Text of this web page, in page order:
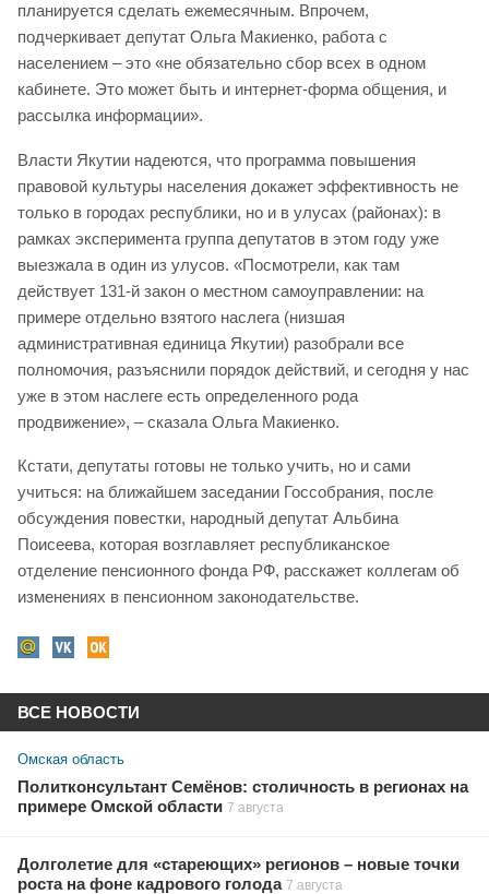
планируется сделать ежемесячным. Впрочем,
подчеркивает депутат Ольга Макиенко, работа с
населением – это «не обязательно сбор всех в одном
кабинете. Это может быть и интернет-форма общения, и
рассылка информации».
Власти Якутии надеются, что программа повышения
правовой культуры населения докажет эффективность не
только в городах республики, но и в улусах (районах): в
рамках эксперимента группа депутатов в этом году уже
выезжала в один из улусов. «Посмотрели, как там
действует 131-й закон о местном самоуправлении: на
примере отдельно взятого наслега (низшая
административная единица Якутии) разобрали все
полномочия, разъяснили порядок действий, и сегодня у нас
уже в этом наслеге есть определенного рода
продвижение», – сказала Ольга Макиенко.
Кстати, депутаты готовы не только учить, но и сами
учиться: на ближайшем заседании Госсобрания, после
обсуждения повестки, народный депутат Альбина
Поисеева, которая возглавляет республиканское
отделение пенсионного фонда РФ, расскажет коллегам об
изменениях в пенсионном законодательстве.
ВСЕ НОВОСТИ
Омская область
Политконсультант Семёнов: столичность в регионах на
примере Омской области 7 августа
Долголетие для «стареющих» регионов – новые точки
роста на фоне кадрового голода 7 августа